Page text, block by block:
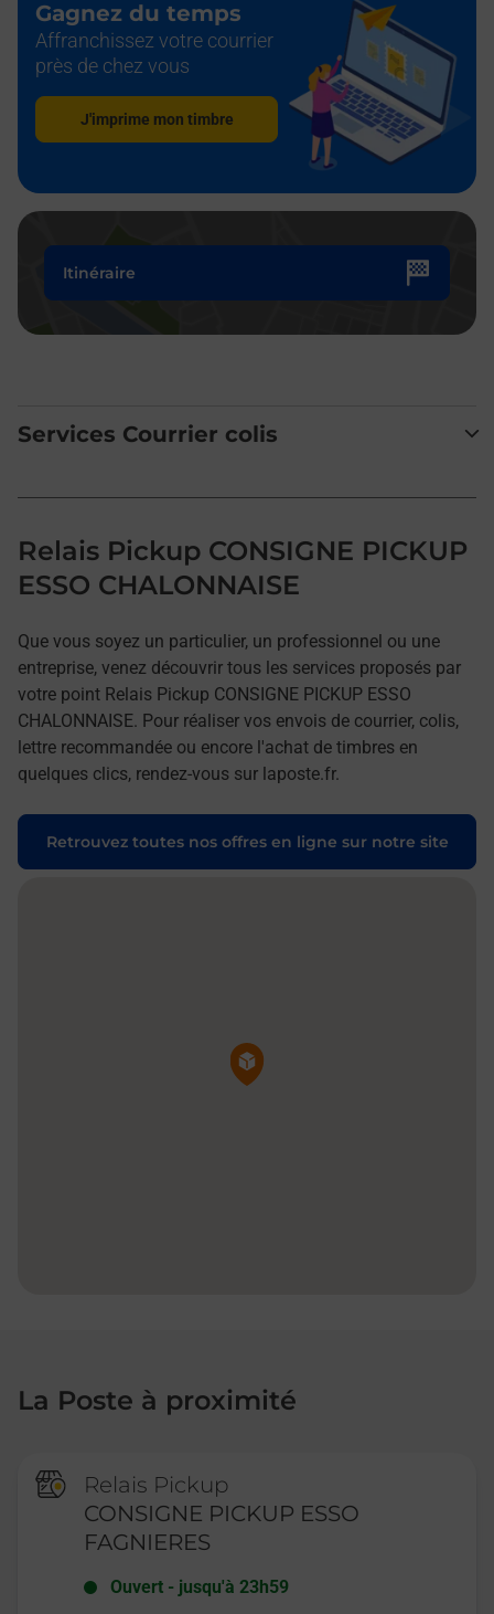
Gagnez du temps
Affranchissez votre courrier
près de chez vous
J'imprime mon timbre
Itinéraire
Services Courrier colis
Relais Pickup CONSIGNE PICKUP
ESSO CHALONNAISE
Que vous soyez un particulier, un professionnel ou une
entreprise, venez découvrir tous les services proposés par
votre point Relais Pickup CONSIGNE PICKUP ESSO
CHALONNAISE. Pour réaliser vos envois de courrier, colis,
lettre recommandée ou encore l'achat de timbres en
quelques clics, rendez-vous sur laposte.fr.
Retrouvez toutes nos offres en ligne sur notre site
Pin de la carte
La Poste à proximité
Relais Pickup
CONSIGNE PICKUP ESSO
FAGNIERES
Ouvert - jusqu'à 23h59